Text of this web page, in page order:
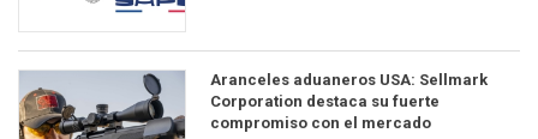
Aranceles aduaneros USA: Sellmark
Corporation destaca su fuerte
compromiso con el mercado